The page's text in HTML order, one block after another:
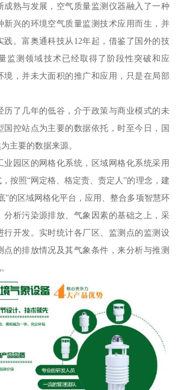
成熟与发展，空气质量监测仪器融入了一种
新兴的环境空气质量监测技术应用而生，并
践。富奥通科技从12年起，借鉴了国外的技
监测领域技术已经取得了阶段性突破和应
境，并未大面积的推广和应用，只是在局部
历了几年的低谷，介于政策与商业模式的未
国控站点为主要的数据依托，时至今日，国
主要的数据来源。
业园区的网格化系统，区域网格化系统采用
按照“网定格、格定责、责定人”的理念，建
”的区域网格化平台，应用、整合多项智慧环
分析污染源排放、气象因素的基础之上，采
行开发。实时统计各厂区、监测点的监测设
点的排放情况及其气象条件，来分析与推测